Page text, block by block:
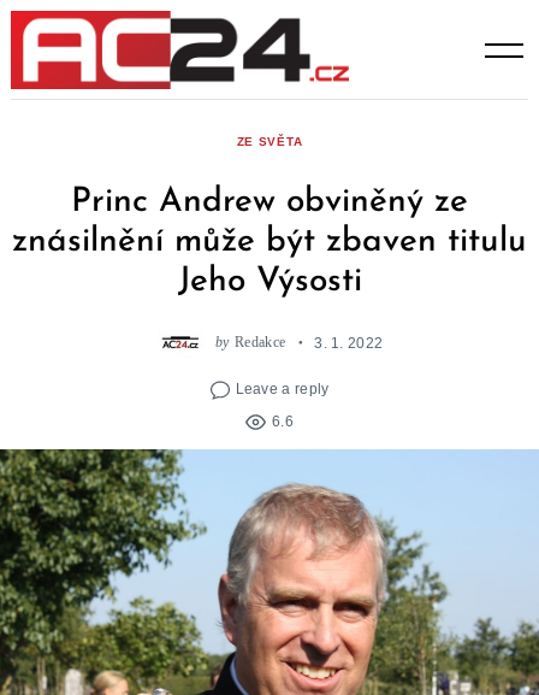
Skip
content
ZE SVĚTA
Princ Andrew obviněný ze
znásilnění může být zbaven titulu
Jeho Výsosti
by Redakce 3. 1. 2022
Leave a reply
6.6